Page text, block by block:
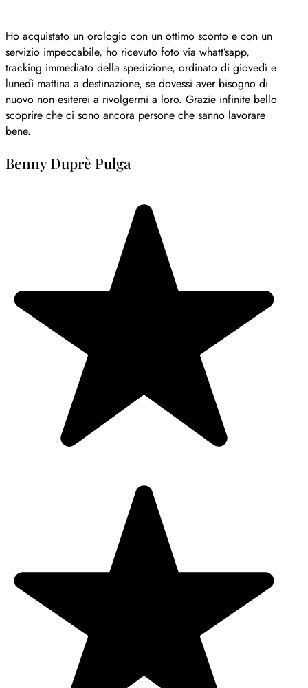
Ho acquistato un orologio con un ottimo sconto e con un
servizio impeccabile, ho ricevuto foto via whatt’sapp,
tracking immediato della spedizione, ordinato di giovedì e
lunedì mattina a destinazione, se dovessi aver bisogno di
nuovo non esiterei a rivolgermi a loro. Grazie infinite bello
scoprire che ci sono ancora persone che sanno lavorare
bene.
Benny Duprè Pulga